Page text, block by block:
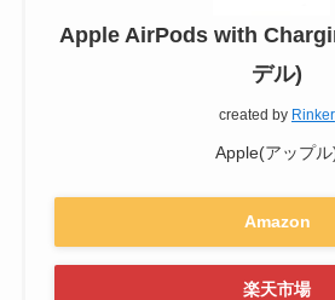
Apple AirPods with
デル)
created by Rinker
Apple(アップル
Amazon
楽天市場